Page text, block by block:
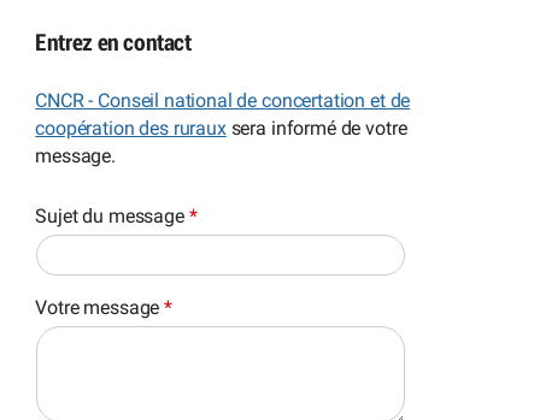
Entrez en contact
CNCR - Conseil national de concertation et de
coopération des rurauxsera informé de votre
message.
Sujet du message *
Votre message*